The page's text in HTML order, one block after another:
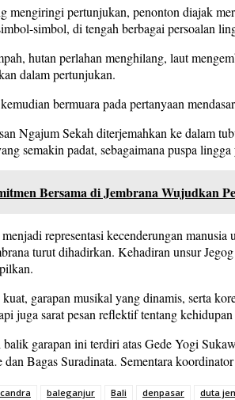
mengiringi pertunjukan, penonton diajak
simbol, di tengah berbagai persoalan
hutan perlahan menghilang, laut
dalam pertunjukan.
bermuara pada pertanyaan
Ngajum Sekah diterjemahkan ke dalam
semakin padat, sebagaimana puspa
Bersama di Jembrana Wujudkan
representasi kecenderungan
turut dihadirkan. Kehadiran unsur
garapan musikal yang dinamis, serta
juga sarat pesan reflektif tentang
garapan ini terdiri atas Gede Yogi
dan Bagas Suradinata. Sementara
baleganjur Bali denpasar duta